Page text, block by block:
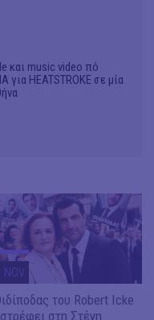
και music video πό
για HEATSTROKE σε μία
NOV
του Robert Icke
στη Στέγη